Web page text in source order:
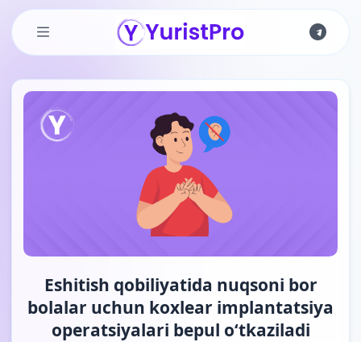
Skip to main content
Eshitish qobiliyatida nuqsoni bor
bolalar uchun koxlear implantatsiya
operatsiyalari bepul o‘tkaziladi